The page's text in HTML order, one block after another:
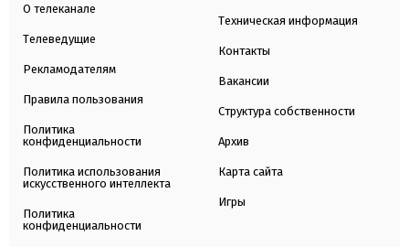
О телеканале
Телеведущие
Рекламодателям
Правила пользования
Политика
конфиденциальности
Политика использования
искусственного интеллекта
Политика
конфиденциальности
Техническая информация
Контакты
Вакансии
Структура собственности
Архив
Карта сайта
Игры